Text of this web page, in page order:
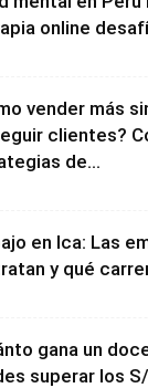
online
vender más
clientes?
de...
en Ica: Las
y qué
gana un
superar los